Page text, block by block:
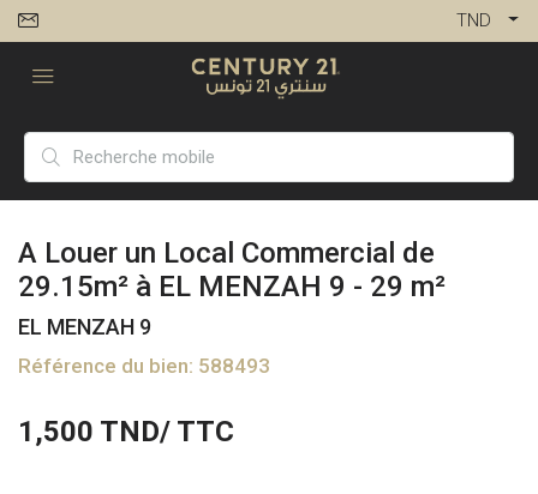
TND
A Louer un Local Commercial de
29.15m² à EL MENZAH 9 - 29 m²
EL MENZAH 9
Référence du bien: 588493
1,500 TND/ TTC